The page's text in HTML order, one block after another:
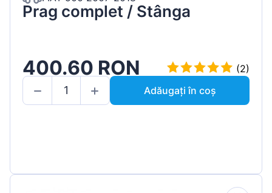
Prag complet / Stânga
400.60 RON
(2)
Adăugați în coș